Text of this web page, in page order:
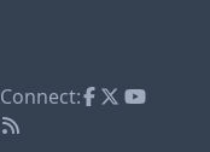
Connect: